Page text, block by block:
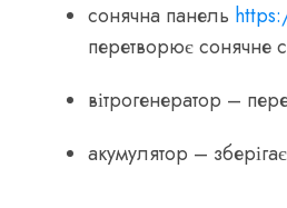
сонячна панель
перетворює сонячне
вітрогенератор –
акумулятор –